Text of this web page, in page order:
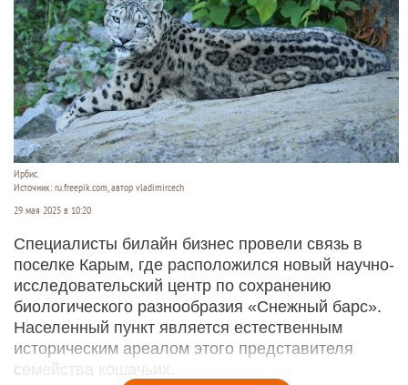
Ирбис.
Источник: ru.freepik.com, автор vladimircech
29 мая 2025 в 10:20
Специалисты билайн бизнес провели связь в
поселке Карым, где расположился новый научно-
исследовательский центр по сохранению
биологического разнообразия «Снежный барс».
Населенный пункт является естественным
историческим ареалом этого представителя
семейства кошачьих.